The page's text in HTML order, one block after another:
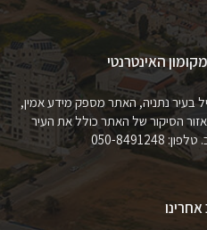
האינטרנטי
בעיר נתניה, האתר מספק מידע אמין,
אזור הסיקור של האתר כולל את העיר
8491248